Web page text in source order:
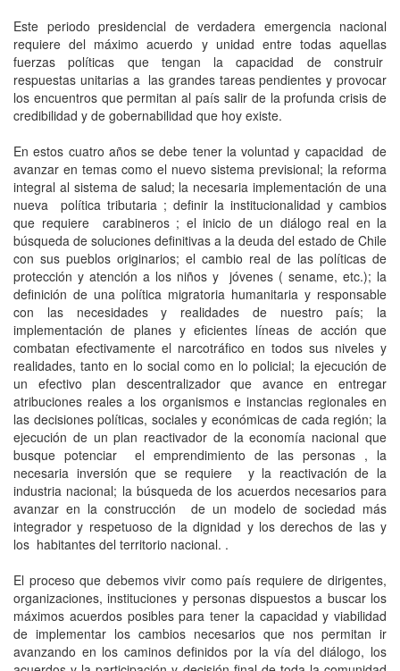
Este periodo presidencial de verdadera emergencia nacional
requiere del máximo acuerdo y unidad entre todas aquellas
fuerzas políticas que tengan la capacidad de construir
respuestas unitarias a las grandes tareas pendientes y provocar
los encuentros que permitan al país salir de la profunda crisis de
credibilidad y de gobernabilidad que hoy existe.
En estos cuatro años se debe tener la voluntad y capacidad de
avanzar en temas como el nuevo sistema previsional; la reforma
integral al sistema de salud; la necesaria implementación de una
nueva política tributaria ; definir la institucionalidad y cambios
que requiere carabineros ; el inicio de un diálogo real en la
búsqueda de soluciones definitivas a la deuda del estado de Chile
con sus pueblos originarios; el cambio real de las políticas de
protección y atención a los niños y jóvenes ( sename, etc.); la
definición de una política migratoria humanitaria y responsable
con las necesidades y realidades de nuestro país; la
implementación de planes y eficientes líneas de acción que
combatan efectivamente el narcotráfico en todos sus niveles y
realidades, tanto en lo social como en lo policial; la ejecución de
un efectivo plan descentralizador que avance en entregar
atribuciones reales a los organismos e instancias regionales en
las decisiones políticas, sociales y económicas de cada región; la
ejecución de un plan reactivador de la economía nacional que
busque potenciar el emprendimiento de las personas , la
necesaria inversión que se requiere y la reactivación de la
industria nacional; la búsqueda de los acuerdos necesarios para
avanzar en la construcción de un modelo de sociedad más
integrador y respetuoso de la dignidad y los derechos de las y
los habitantes del territorio nacional. .
El proceso que debemos vivir como país requiere de dirigentes,
organizaciones, instituciones y personas dispuestos a buscar los
máximos acuerdos posibles para tener la capacidad y viabilidad
de implementar los cambios necesarios que nos permitan ir
avanzando en los caminos definidos por la vía del diálogo, los